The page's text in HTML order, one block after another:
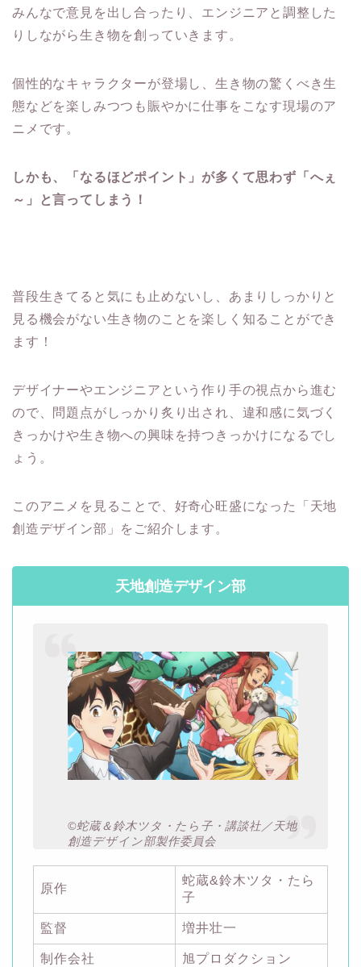
みんなで意見を出し合ったり、エンジニアと調整した
りしながら生き物を創っていきます。
個性的なキャラクターが登場し、生き物の驚くべき生
態などを楽しみつつも賑やかに仕事をこなす現場のア
ニメです。
しかも、「なるほどポイント」が多くて思わず「へぇ
～」と言ってしまう！
普段生きてると気にも止めないし、あまりしっかりと
見る機会がない生き物のことを楽しく知ることができ
ます！
デザイナーやエンジニアという作り手の視点から進む
ので、問題点がしっかり炙り出され、違和感に気づく
きっかけや生き物への興味を持つきっかけになるでし
ょう。
このアニメを見ることで、好奇心旺盛になった「天地
創造デザイン部」をご紹介します。
天地創造デザイン部
©蛇蔵＆鈴木ツタ・たら子・講談社／天地
創造デザイン部製作委員会
原作
蛇蔵&鈴木ツタ・たら
子
監督 増井壮一
制作会社 旭プロダクション